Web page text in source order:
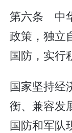
第六条 中
政策，独立
国防，实行
国家坚持经
衡、兼容发
国防和军队